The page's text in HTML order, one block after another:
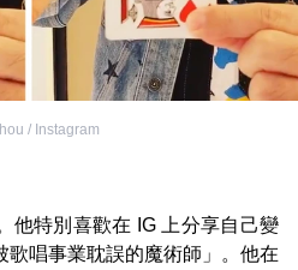
/ Instagram
他特別喜歡在 IG 上分享自己變
歌唱事業耽誤的魔術師」。他在